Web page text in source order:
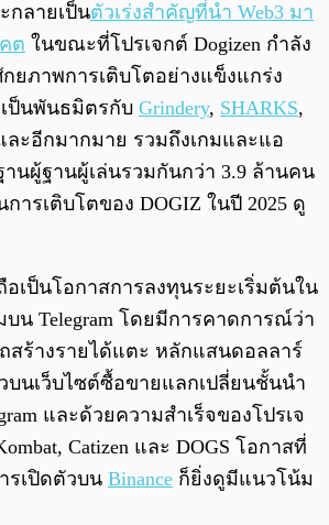
กลายเป็นตัวเร่งสำคัญที่นำ Web3 มา
ต ในขณะที่โปรเจกต์ Dogizen กำลัง
ยภาพการเติบโตอย่างแข็งแกร่ง
ป็นพันธมิตรกับ Grindery, SHARKS,
ละอีกมากมาย รวมถึงเกมและแอ
านผู้ฐานผู้เล่นรวมกันกว่า 3.9 ล้านคน
ารเติบโตของ DOGIZ ในปี 2025 ดู
เป็นโอกาสการลงทุนระยะเริ่มต้นใน
บน Telegram โดยมีการคาดการณ์ว่า
ถสร้างรายได้แตะ หลักแสนดอลลาร์
บนเว็บไซต์ซื้อขายแลกเปลี่ยนชั้นนำ
และด้วยความสำเร็จของโปรเจ
Catizen และ DOGS โอกาสที่
รเปิดตัวบน Binance ก็ยิ่งดูมีแนวโน้ม